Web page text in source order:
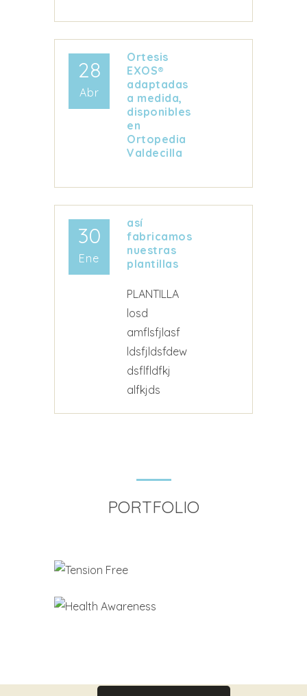
28
Abr
Ortesis
EXOS®
adaptadas
a medida,
disponibles
en
Ortopedia
Valdecilla
30
Ene
así
fabricamos
nuestras
plantillas
PLANTILLA
losd
amflsfjlasf
ldsfjldsfdew
dsflfldfkj
alfkjds
PORTFOLIO